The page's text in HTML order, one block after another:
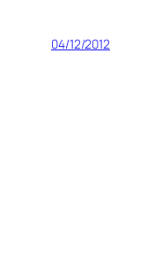
04/12/2012